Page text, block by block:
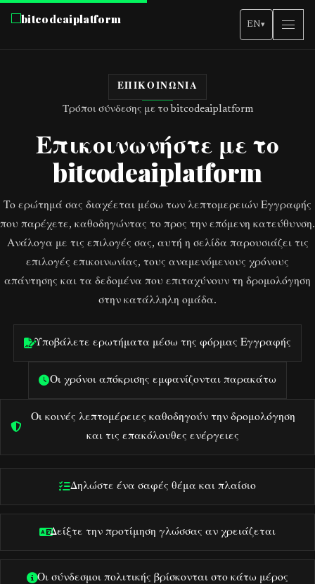
bitcodeaiplatform EN▾
ΕΠΙΚΟΙΝΩΝΊΑ
Τρόποι σύνδεσης με το bitcodeaiplatform
Επικοινωνήστε με το
bitcodeaiplatform
Το ερώτημά σας διαχέεται μέσω των λεπτομερειών Εγγραφής
που παρέχετε, καθοδηγώντας το προς την επόμενη κατεύθυνση.
Ανάλογα με τις επιλογές σας, αυτή η σελίδα παρουσιάζει τις
επιλογές επικοινωνίας, τους αναμενόμενους χρόνους
απάντησης και τα δεδομένα που επιταχύνουν τη δρομολόγηση
στην κατάλληλη ομάδα.
Υποβάλετε ερωτήματα μέσω της φόρμας Εγγραφής
Οι χρόνοι απόκρισης εμφανίζονται παρακάτω
Οι κοινές λεπτομέρειες καθοδηγούν την δρομολόγηση
και τις επακόλουθες ενέργειες
Δηλώστε ένα σαφές θέμα και πλαίσιο
Δείξτε την προτίμηση γλώσσας αν χρειάζεται
Οι σύνδεσμοι πολιτικής βρίσκονται στο κάτω μέρος